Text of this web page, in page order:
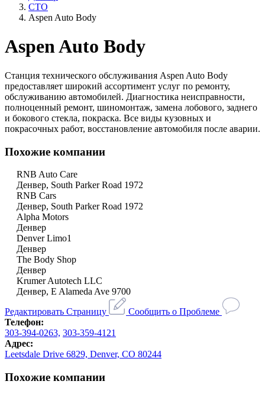
СТО
Aspen Auto Body
Aspen Auto Body
Станция технического обслуживания Aspen Auto Body
предоставляет широкий ассортимент услуг по ремонту,
обслуживанию автомобилей. Диагностика неисправности,
полноценный ремонт, шиномонтаж, замена лобового, заднего
и бокового стекла, покраска. Все виды кузовных и
покрасочных работ, восстановление автомобиля после аварии.
Похожие компании
RNB Auto Care
Денвер, South Parker Road 1972
RNB Cars
Денвер, South Parker Road 1972
Alpha Motors
Денвер
Denver Limo1
Денвер
The Body Shop
Денвер
Krumer Autotech LLC
Денвер, E Alameda Ave 9700
Редактировать Страницу
Сообщить о Проблеме
Телефон:
303-394-0263, 303-359-4121
Адрес:
Leetsdale Drive 6829, Denver, CO 80244
Похожие компании